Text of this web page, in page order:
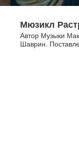
приятный,
Мюзикл
Автор Музыки
Шаврин.